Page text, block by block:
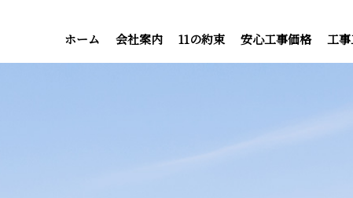
ホーム 会社案内 11の約束 安心工事価格 工